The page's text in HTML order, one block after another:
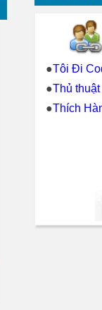
●Tôi Đi
●Thủ
●Thích